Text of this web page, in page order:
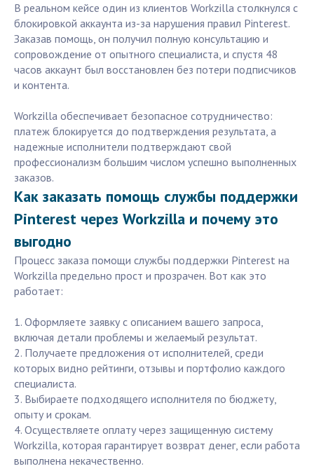
В реальном кейсе один из клиентов Workzilla столкнулся с
блокировкой аккаунта из-за нарушения правил Pinterest.
Заказав помощь, он получил полную консультацию и
сопровождение от опытного специалиста, и спустя 48
часов аккаунт был восстановлен без потери подписчиков
и контента.
Workzilla обеспечивает безопасное сотрудничество:
платеж блокируется до подтверждения результата, а
надежные исполнители подтверждают свой
профессионализм большим числом успешно выполненных
заказов.
Как заказать помощь службы поддержки
Pinterest через Workzilla и почему это
выгодно
Процесс заказа помощи службы поддержки Pinterest на
Workzilla предельно прост и прозрачен. Вот как это
работает:
1. Оформляете заявку с описанием вашего запроса,
включая детали проблемы и желаемый результат.
2. Получаете предложения от исполнителей, среди
которых видно рейтинги, отзывы и портфолио каждого
специалиста.
3. Выбираете подходящего исполнителя по бюджету,
опыту и срокам.
4. Осуществляете оплату через защищенную систему
Workzilla, которая гарантирует возврат денег, если работа
выполнена некачественно.